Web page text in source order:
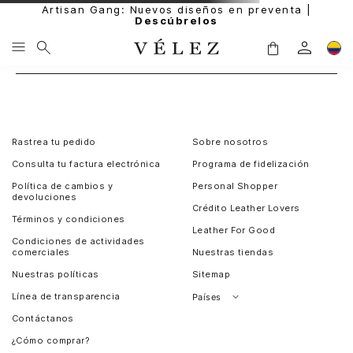
Artisan Gang: Nuevos diseños en preventa |
Descúbrelos
Rastrea tu pedido
Consulta tu factura electrónica
Política de cambios y
devoluciones
Términos y condiciones
Condiciones de actividades
comerciales
Nuestras políticas
Línea de transparencia
Contáctanos
¿Cómo comprar?
Sobre nosotros
Programa de fidelización
Personal Shopper
Crédito Leather Lovers
Leather For Good
Nuestras tiendas
Sitemap
Países